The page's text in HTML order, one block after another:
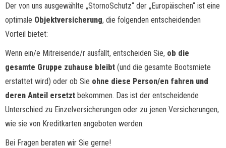
Der von uns ausgewählte „StornoSchutz“ der „Europäischen“ ist eine
optimale Objektversicherung, die folgenden entscheidenden
Vorteil bietet:
Wenn ein/e Mitreisende/r ausfällt, entscheiden Sie, ob die
gesamte Gruppe zuhause bleibt (und die gesamte Bootsmiete
erstattet wird) oder ob Sie ohne diese Person/en fahren und
deren Anteil ersetzt bekommen. Das ist der entscheidende
Unterschied zu Einzelversicherungen oder zu jenen Versicherungen,
wie sie von Kreditkarten angeboten werden.
Bei Fragen beraten wir Sie gerne!